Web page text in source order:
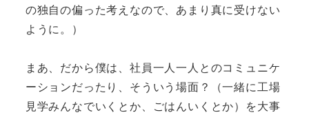
の独自の偏った考えなので、あまり真に受けない
ように。）
まあ、だから僕は、社員一人一人とのコミュニケ
ーションだったり、そういう場面？（一緒に工場
見学みんなでいくとか、ごはんいくとか）を大事